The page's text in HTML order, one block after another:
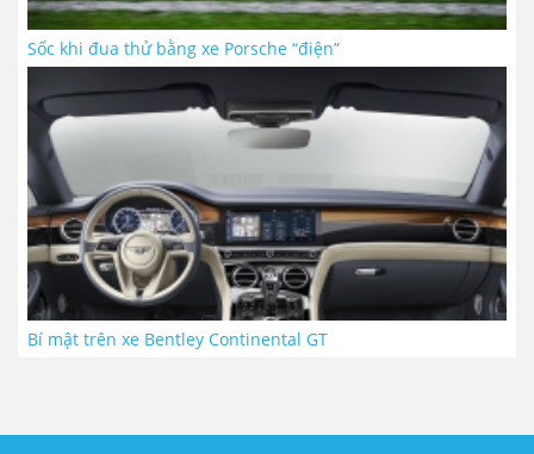
Sốc khi đua thử bằng xe Porsche “điện”
Bí mật trên xe Bentley Continental GT